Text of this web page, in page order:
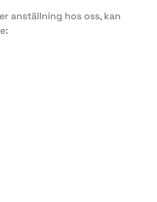
anställning hos oss, kan